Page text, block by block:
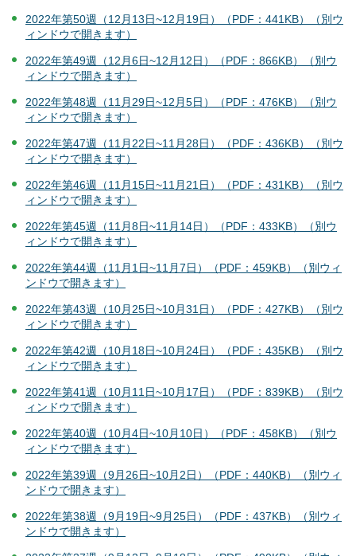
2022年第50週（12月13日~12月19日）（PDF：441KB）（別ウ
ィンドウで開きます）
2022年第49週（12月6日~12月12日）（PDF：866KB）（別ウ
ィンドウで開きます）
2022年第48週（11月29日~12月5日）（PDF：476KB）（別ウ
ィンドウで開きます）
2022年第47週（11月22日~11月28日）（PDF：436KB）（別ウ
ィンドウで開きます）
2022年第46週（11月15日~11月21日）（PDF：431KB）（別ウ
ィンドウで開きます）
2022年第45週（11月8日~11月14日）（PDF：433KB）（別ウ
ィンドウで開きます）
2022年第44週（11月1日~11月7日）（PDF：459KB）（別ウィ
ンドウで開きます）
2022年第43週（10月25日~10月31日）（PDF：427KB）（別ウ
ィンドウで開きます）
2022年第42週（10月18日~10月24日）（PDF：435KB）（別ウ
ィンドウで開きます）
2022年第41週（10月11日~10月17日）（PDF：839KB）（別ウ
ィンドウで開きます）
2022年第40週（10月4日~10月10日）（PDF：458KB）（別ウ
ィンドウで開きます）
2022年第39週（9月26日~10月2日）（PDF：440KB）（別ウィ
ンドウで開きます）
2022年第38週（9月19日~9月25日）（PDF：437KB）（別ウィ
ンドウで開きます）